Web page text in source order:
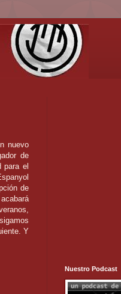
nuevo
de
para el
de
Y
Nuestro Podcast